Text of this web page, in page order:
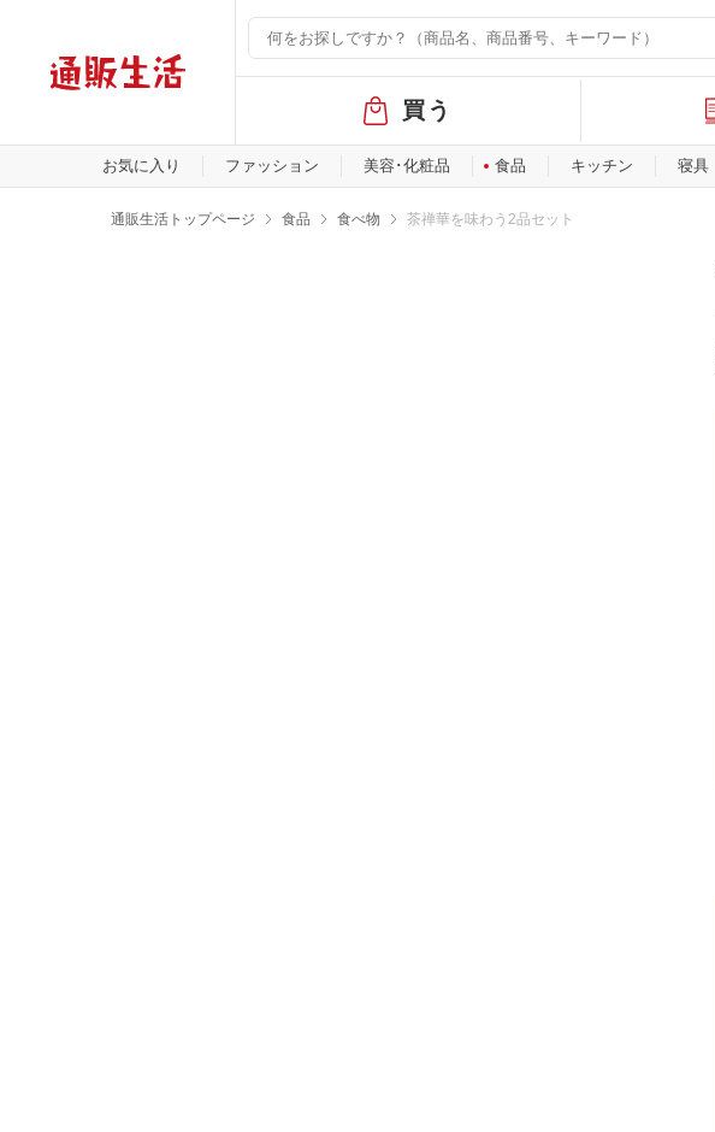
バ
ル
メ
買う
お気に入り ファッション 美容･化粧品 食品 キッチン 寝具
通販生活トップページ 食品 食べ物 茶禅華を味わう2品セット